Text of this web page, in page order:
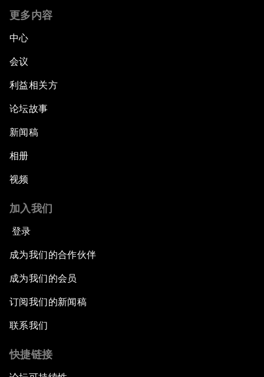
更多内容
中心
会议
利益相关方
论坛故事
新闻稿
相册
视频
加入我们
登录
成为我们的合作伙伴
成为我们的会员
订阅我们的新闻稿
联系我们
快捷链接